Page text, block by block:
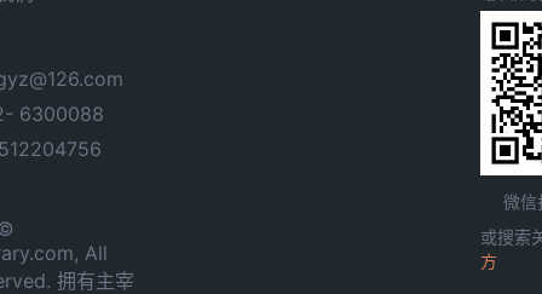
6300088
All
拥有主宰
微信
或搜索
方